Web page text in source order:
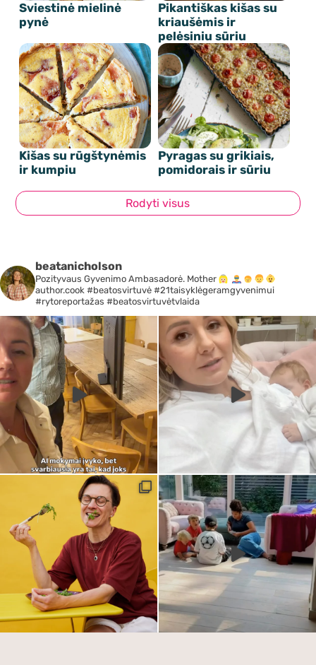
Sviestinė mielinė
pynė
Pikantiškas kišas su
kriaušėmis ir
pelėsiniu sūriu
Kišas su rūgštynėmis
ir kumpiu
Pyragas su grikiais,
pomidorais ir sūriu
Rodyti visus
beatanicholson
Pozityvaus Gyvenimo Ambasadorė. Mother
author.cook #beatosvirtuvė #21taisyklėgeramgyvenimui
#rytoreportažas #beatosvirtuvėtvlaida